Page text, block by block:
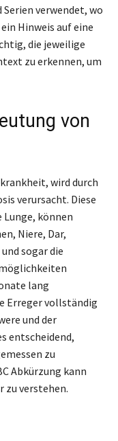
verwendet, wo
Hinweis auf eine
die jeweilige
zu erkennen, um
von
wird durch
verursacht. Diese
können
Niere, Dar,
sogar die
lang
Erreger vollständig
und der
entscheidend,
zu
Abkürzung kann
zu verstehen.